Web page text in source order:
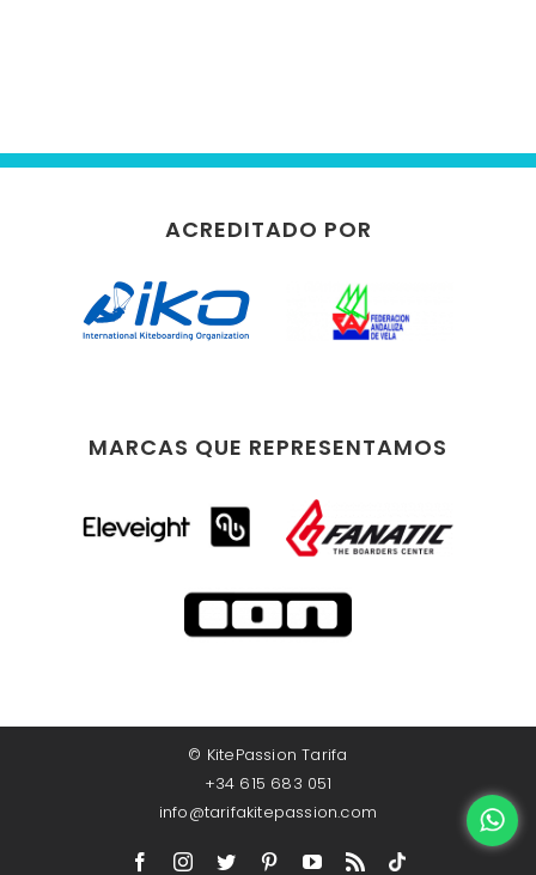
ACREDITADO POR
MARCAS QUE REPRESENTAMOS
© KitePassion Tarifa
+34 615 683 051
info@tarifakitepassion.com
FacebookInstagram
Twitter PinterestYouTube
RssTikTok